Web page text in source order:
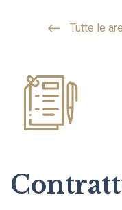
Tutte le